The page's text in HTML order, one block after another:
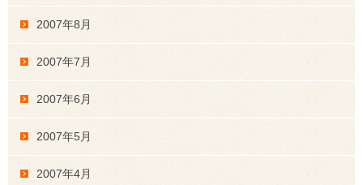
2007年8月
2007年7月
2007年6月
2007年5月
2007年4月